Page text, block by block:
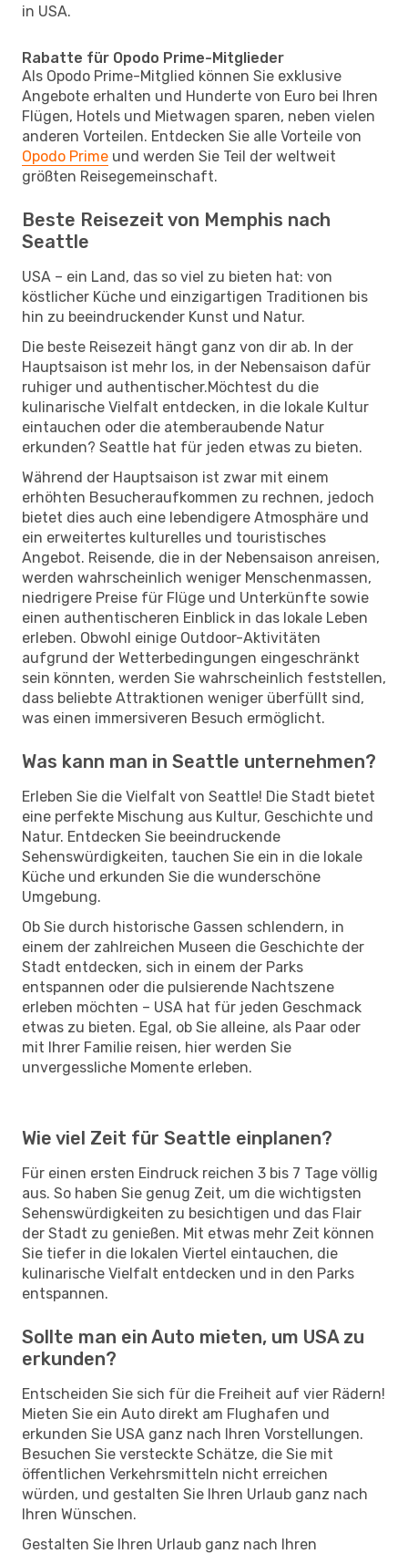
in USA.
Rabatte für Opodo Prime-Mitglieder
Als Opodo Prime-Mitglied können Sie exklusive
Angebote erhalten und Hunderte von Euro bei Ihren
Flügen, Hotels und Mietwagen sparen, neben vielen
anderen Vorteilen. Entdecken Sie alle Vorteile von
Opodo Prime und werden Sie Teil der weltweit
größten Reisegemeinschaft.
Beste Reisezeit von Memphis nach
Seattle
USA – ein Land, das so viel zu bieten hat: von
köstlicher Küche und einzigartigen Traditionen bis
hin zu beeindruckender Kunst und Natur.
Die beste Reisezeit hängt ganz von dir ab. In der
Hauptsaison ist mehr los, in der Nebensaison dafür
ruhiger und authentischer.Möchtest du die
kulinarische Vielfalt entdecken, in die lokale Kultur
eintauchen oder die atemberaubende Natur
erkunden? Seattle hat für jeden etwas zu bieten.
Während der Hauptsaison ist zwar mit einem
erhöhten Besucheraufkommen zu rechnen, jedoch
bietet dies auch eine lebendigere Atmosphäre und
ein erweitertes kulturelles und touristisches
Angebot. Reisende, die in der Nebensaison anreisen,
werden wahrscheinlich weniger Menschenmassen,
niedrigere Preise für Flüge und Unterkünfte sowie
einen authentischeren Einblick in das lokale Leben
erleben. Obwohl einige Outdoor-Aktivitäten
aufgrund der Wetterbedingungen eingeschränkt
sein könnten, werden Sie wahrscheinlich feststellen,
dass beliebte Attraktionen weniger überfüllt sind,
was einen immersiveren Besuch ermöglicht.
Was kann man in Seattle unternehmen?
Erleben Sie die Vielfalt von Seattle! Die Stadt bietet
eine perfekte Mischung aus Kultur, Geschichte und
Natur. Entdecken Sie beeindruckende
Sehenswürdigkeiten, tauchen Sie ein in die lokale
Küche und erkunden Sie die wunderschöne
Umgebung.
Ob Sie durch historische Gassen schlendern, in
einem der zahlreichen Museen die Geschichte der
Stadt entdecken, sich in einem der Parks
entspannen oder die pulsierende Nachtszene
erleben möchten – USA hat für jeden Geschmack
etwas zu bieten. Egal, ob Sie alleine, als Paar oder
mit Ihrer Familie reisen, hier werden Sie
unvergessliche Momente erleben.
Wie viel Zeit für Seattle einplanen?
Für einen ersten Eindruck reichen 3 bis 7 Tage völlig
aus. So haben Sie genug Zeit, um die wichtigsten
Sehenswürdigkeiten zu besichtigen und das Flair
der Stadt zu genießen. Mit etwas mehr Zeit können
Sie tiefer in die lokalen Viertel eintauchen, die
kulinarische Vielfalt entdecken und in den Parks
entspannen.
Sollte man ein Auto mieten, um USA zu
erkunden?
Entscheiden Sie sich für die Freiheit auf vier Rädern!
Mieten Sie ein Auto direkt am Flughafen und
erkunden Sie USA ganz nach Ihren Vorstellungen.
Besuchen Sie versteckte Schätze, die Sie mit
öffentlichen Verkehrsmitteln nicht erreichen
würden, und gestalten Sie Ihren Urlaub ganz nach
Ihren Wünschen.
Gestalten Sie Ihren Urlaub ganz nach Ihren